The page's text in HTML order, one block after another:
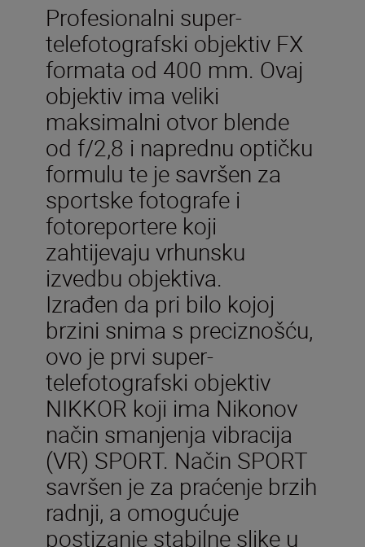
Profesionalni super-
telefotografski objektiv FX
formata od 400 mm. Ovaj
objektiv ima veliki
maksimalni otvor blende
od f/2,8 i naprednu optičku
formulu te je savršen za
sportske fotografe i
fotoreportere koji
zahtijevaju vrhunsku
izvedbu objektiva.
Izrađen da pri bilo kojoj
brzini snima s preciznošću,
ovo je prvi super-
telefotografski objektiv
NIKKOR koji ima Nikonov
način smanjenja vibracija
(VR) SPORT. Način SPORT
savršen je za praćenje brzih
radnji, a omogućuje
postizanje stabilne slike u